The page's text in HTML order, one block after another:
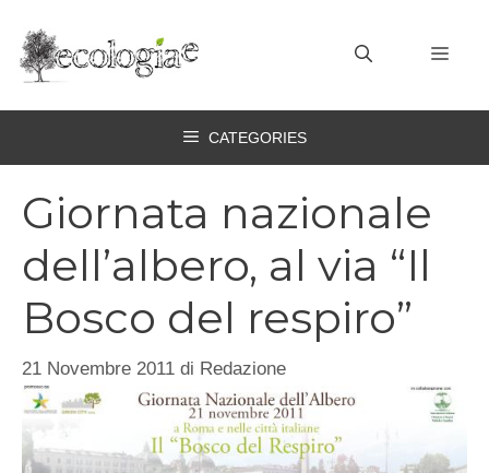
contenuto
CATEGORIES
Giornata nazionale
dell’albero, al via “Il
Bosco del respiro”
21 Novembre 2011 di Redazione